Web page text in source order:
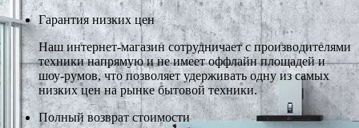
Гарантия низких цен
Наш интернет-магазин сотрудничает с производителями
техники напрямую и не имеет оффлайн площадей и
шоу-румов, что позволяет удерживать одну из самых
низких цен на рынке бытовой техники.
Полный возврат стоимости